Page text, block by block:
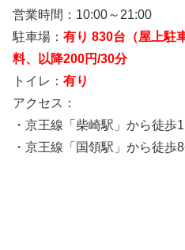
営業時間：10:00～21:00
駐車場： 有り 830台（屋上駐
料、以降200円/30分
トイレ： 有り
アクセス：
・京王線「柴崎駅」から徒歩
・京王線「国領駅」から徒歩